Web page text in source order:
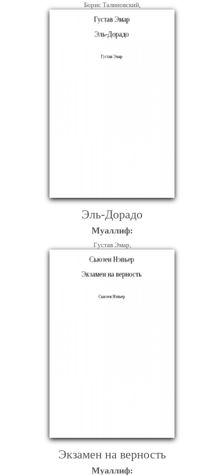
Борис Талиновский,
Эль-Дорадо
Муаллиф:
Густав Эмар,
Экзамен на верность
Муаллиф: